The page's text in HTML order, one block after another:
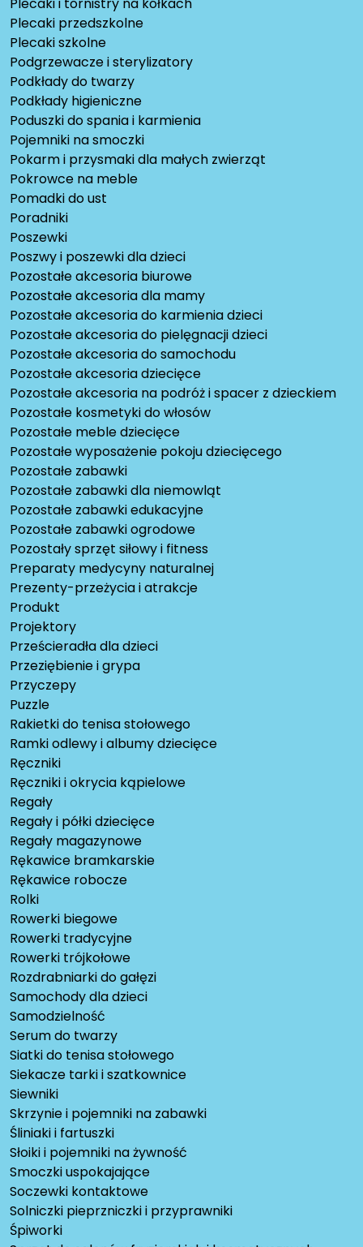
Plecaki i tornistry na kółkach
Plecaki przedszkolne
Plecaki szkolne
Podgrzewacze i sterylizatory
Podkłady do twarzy
Podkłady higieniczne
Poduszki do spania i karmienia
Pojemniki na smoczki
Pokarm i przysmaki dla małych zwierząt
Pokrowce na meble
Pomadki do ust
Poradniki
Poszewki
Poszwy i poszewki dla dzieci
Pozostałe akcesoria biurowe
Pozostałe akcesoria dla mamy
Pozostałe akcesoria do karmienia dzieci
Pozostałe akcesoria do pielęgnacji dzieci
Pozostałe akcesoria do samochodu
Pozostałe akcesoria dziecięce
Pozostałe akcesoria na podróż i spacer z dzieckiem
Pozostałe kosmetyki do włosów
Pozostałe meble dziecięce
Pozostałe wyposażenie pokoju dziecięcego
Pozostałe zabawki
Pozostałe zabawki dla niemowląt
Pozostałe zabawki edukacyjne
Pozostałe zabawki ogrodowe
Pozostały sprzęt siłowy i fitness
Preparaty medycyny naturalnej
Prezenty-przeżycia i atrakcje
Produkt
Projektory
Prześcieradła dla dzieci
Przeziębienie i grypa
Przyczepy
Puzzle
Rakietki do tenisa stołowego
Ramki odlewy i albumy dziecięce
Ręczniki
Ręczniki i okrycia kąpielowe
Regały
Regały i półki dziecięce
Regały magazynowe
Rękawice bramkarskie
Rękawice robocze
Rolki
Rowerki biegowe
Rowerki tradycyjne
Rowerki trójkołowe
Rozdrabniarki do gałęzi
Samochody dla dzieci
Samodzielność
Serum do twarzy
Siatki do tenisa stołowego
Siekacze tarki i szatkownice
Siewniki
Skrzynie i pojemniki na zabawki
Śliniaki i fartuszki
Słoiki i pojemniki na żywność
Smoczki uspokajające
Soczewki kontaktowe
Solniczki pieprzniczki i przyprawniki
Śpiworki